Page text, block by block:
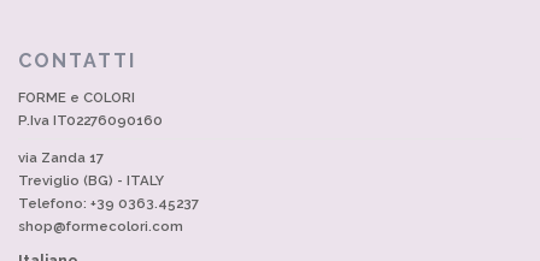
CONTATTI
FORME e COLORI
P.Iva IT02276090160
via Zanda 17
Treviglio (BG) - ITALY
Telefono: +39 0363.45237
shop@formecolori.com